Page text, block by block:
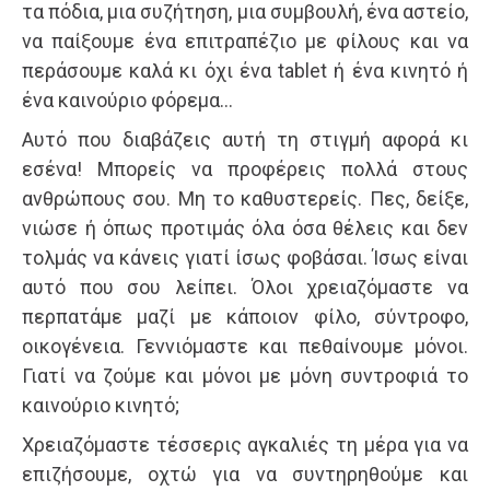
τα πόδια, μια συζήτηση, μια συμβουλή, ένα αστείο,
να παίξουμε ένα επιτραπέζιο με φίλους και να
περάσουμε καλά κι όχι ένα tablet ή ένα κινητό ή
ένα καινούριο φόρεμα…
Αυτό που διαβάζεις αυτή τη στιγμή αφορά κι
εσένα! Μπορείς να προφέρεις πολλά στους
ανθρώπους σου. Μη το καθυστερείς. Πες, δείξε,
νιώσε ή όπως προτιμάς όλα όσα θέλεις και δεν
τολμάς να κάνεις γιατί ίσως φοβάσαι. Ίσως είναι
αυτό που σου λείπει. Όλοι χρειαζόμαστε να
περπατάμε μαζί με κάποιον φίλο, σύντροφο,
οικογένεια. Γεννιόμαστε και πεθαίνουμε μόνοι.
Γιατί να ζούμε και μόνοι με μόνη συντροφιά το
καινούριο κινητό;
Χρειαζόμαστε τέσσερις αγκαλιές τη μέρα για να
επιζήσουμε, οχτώ για να συντηρηθούμε και